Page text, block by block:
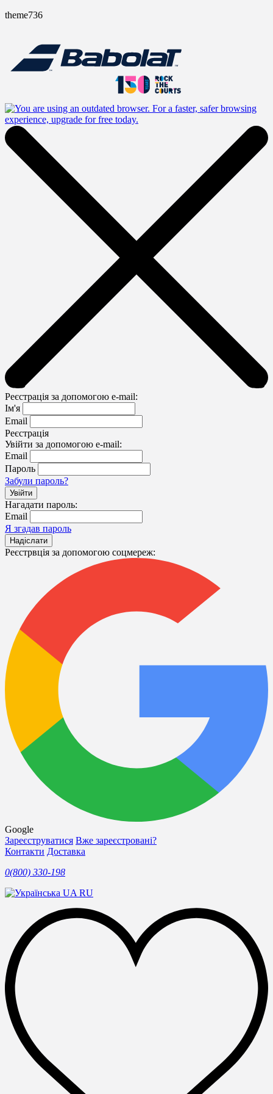
theme736
Реєстрація за допомогою e-mail:
Ім'я
Email
Реєстрація
Увійти за допомогою e-mail:
Email
Пароль
Забули пароль?
Нагадати пароль:
Email
Я згадав пароль
Реєстрвція за допомогою соцмереж:
Google
Зареєструватися Вже зареєстровані?
Контакти Доставка
0(800) 330-198
UA RU